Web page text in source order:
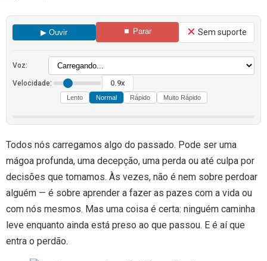
▶ Ouvir ⏹ Parar Sem suporte
Voz:
Velocidade: 0.9x
Lento Normal Rápido Muito Rápido
Todos nós carregamos algo do passado. Pode ser uma
mágoa profunda, uma decepção, uma perda ou até culpa por
decisões que tomamos. Às vezes, não é nem sobre perdoar
alguém — é sobre aprender a fazer as pazes com a vida ou
com nós mesmos. Mas uma coisa é certa: ninguém caminha
leve enquanto ainda está preso ao que passou. E é aí que
entra o perdão.